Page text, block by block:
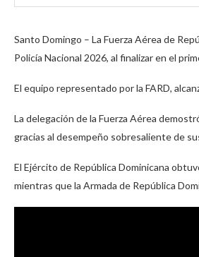
Santo Domingo – La Fuerza Aérea de
Policía Nacional 2026, al finalizar en el
El equipo representado por la FARD,
La delegación de la Fuerza Aérea
gracias al desempeño sobresaliente de
El Ejército de República Dominicana
mientras que la Armada de República